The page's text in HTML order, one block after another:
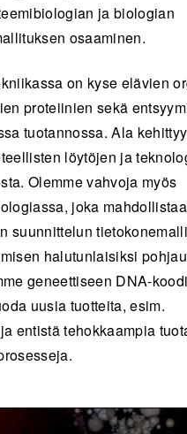
ja biologian
osaaminen.
on kyse elävien
proteiinien sekä
tuotannossa. Ala
löytöjen ja
Olemme vahvoja myös
joka mahdollistaa
suunnittelun
halutunlaisiksi
geneettiseen DNA-
uusia tuotteita, esim.
entistä tehokkaampia